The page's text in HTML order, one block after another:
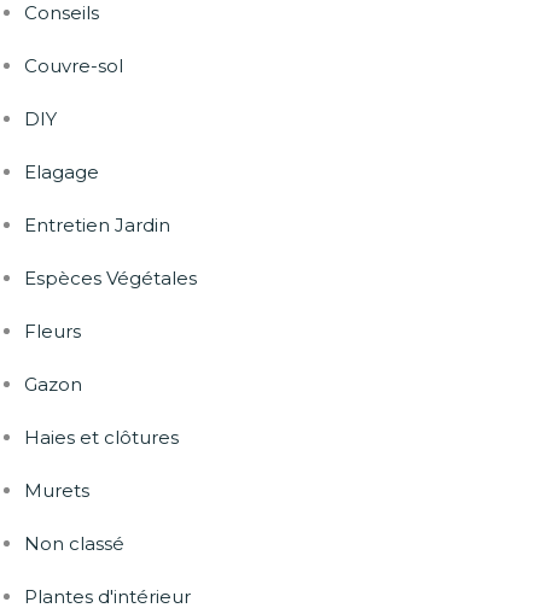
Conseils
Couvre-sol
DIY
Elagage
Entretien Jardin
Espèces Végétales
Fleurs
Gazon
Haies et clôtures
Murets
Non classé
Plantes d'intérieur